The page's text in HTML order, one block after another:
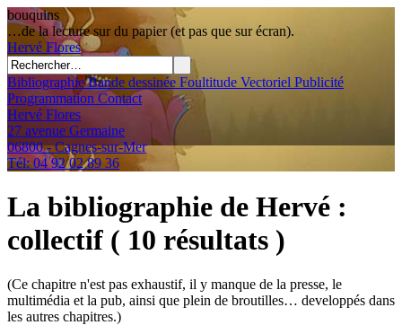
bouquins
…de la lecture sur du papier (et pas que sur écran).
Hervé Flores
BibliographieBande dessinée Foultitude Vectoriel Publicité
Programmation Contact
Hervé Flores
27 avenue Germaine
06800 - Cagnes-sur-Mer
Tél: 04 92 02 89 36
La bibliographie de Hervé :
collectif ( 10 résultats )
(Ce chapitre n'est pas exhaustif, il y manque de la presse, le
multimédia et la pub, ainsi que plein de broutilles… developpés dans
les autres chapitres.)